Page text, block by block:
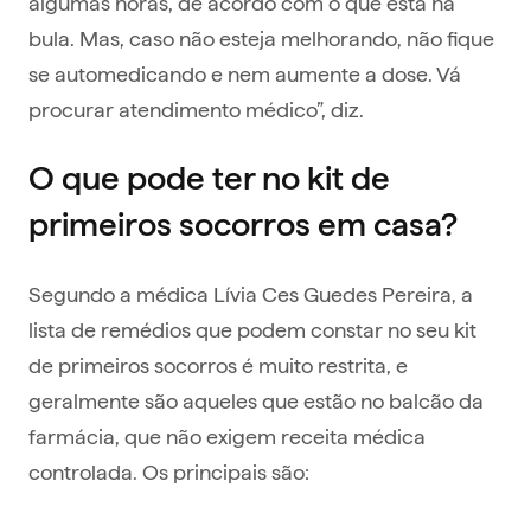
bula. Mas, caso não esteja melhorando, não fique
se automedicando e nem aumente a dose. Vá
procurar atendimento médico”, diz.
O que pode ter no kit de
primeiros socorros em casa?
Segundo a médica Lívia Ces Guedes Pereira, a
lista de remédios que podem constar no seu kit
de primeiros socorros é muito restrita, e
geralmente são aqueles que estão no balcão da
farmácia, que não exigem receita médica
controlada. Os principais são: